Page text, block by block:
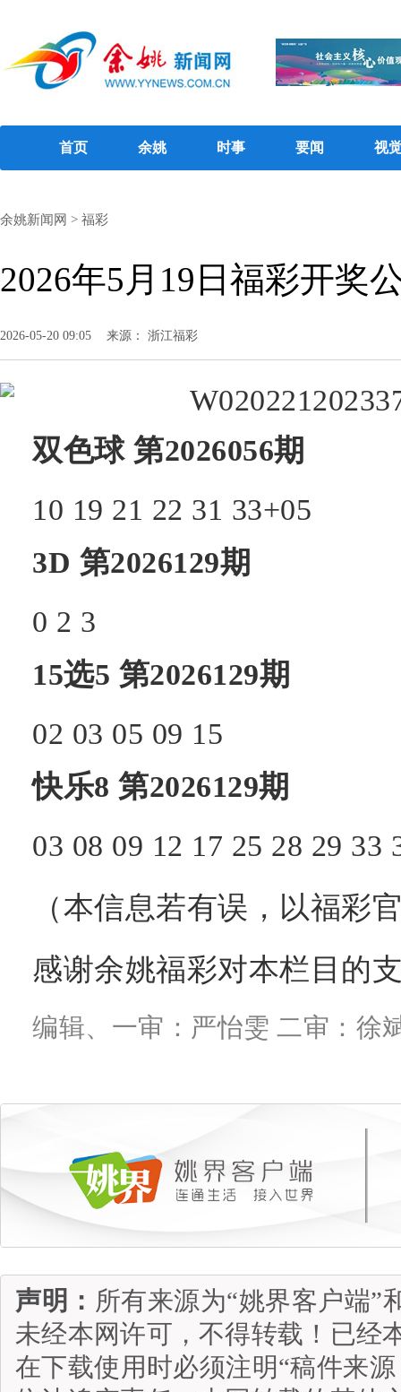
首页 余姚 时事 要闻 视
余姚新闻网 > 福彩
2026年5月19日福彩开奖
2026-05-20 09:05 来源： 浙江福彩
双色球 第2026056期
10 19 21 22 31 33+05
3D 第2026129期
0 2 3
15选5 第2026129期
02 03 05 09 15
快乐8 第2026129期
03 08 09 12 17 25 28 29 33
（本信息若有误，以福彩
感谢余姚福彩对本栏目的
编辑、一审：严怡雯 二审：徐
声明： 所有来源为“姚界客户端”
未经本网许可，不得转载！已经
在下载使用时必须注明“稿件来